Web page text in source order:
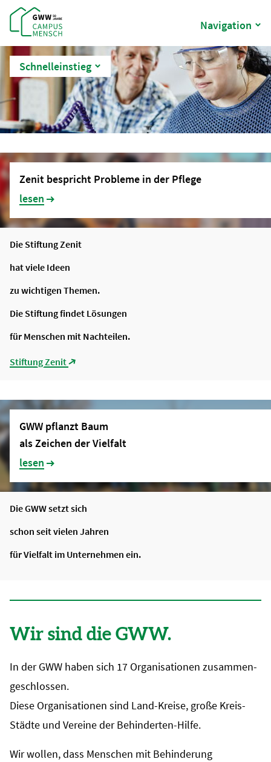
Navigation
Schnelleinstieg
Für Menschen mit Behinderung
Zenit bespricht Probleme in der Pflege
lesen
Die Stiftung Zenit
hat viele Ideen
zu wichtigen Themen.
Die Stiftung findet Lösungen
für Menschen mit Nachteilen.
Stiftung Zenit(Link öffnet in neuem Tab)
GWW pflanzt Baum
als Zeichen der Vielfalt
lesen
Die GWW setzt sich
schon seit vielen Jahren
für Vielfalt im Unternehmen ein.
Wir sind die GWW.
In der GWW haben sich 17 Organisationen zusammen-
geschlossen.
Diese Organisationen sind Land-Kreise, große Kreis-
Städte und Vereine der Behinderten-Hilfe.
Wir wollen, dass Menschen mit Behinderung